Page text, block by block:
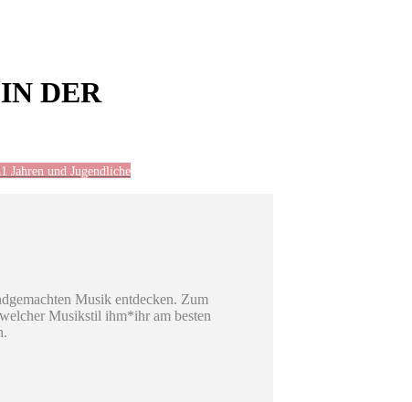
DER
Jahren und Jugendliche
Musik entdecken. Zum
Musikstil ihm*ihr am besten